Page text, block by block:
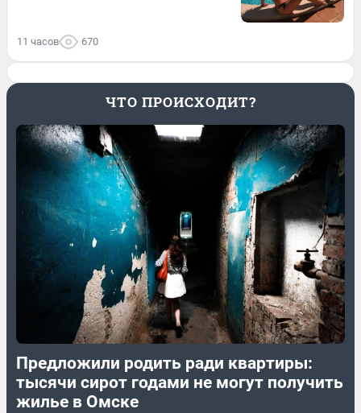
11 часов 670
ЧТО ПРОИСХОДИТ?
Предложили родить ради квартиры:
тысячи сирот годами не могут получить
жилье в Омске